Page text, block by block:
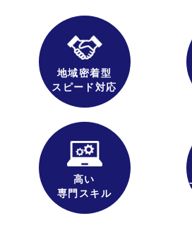
地域密着型
スピード対応
高い
専門スキル